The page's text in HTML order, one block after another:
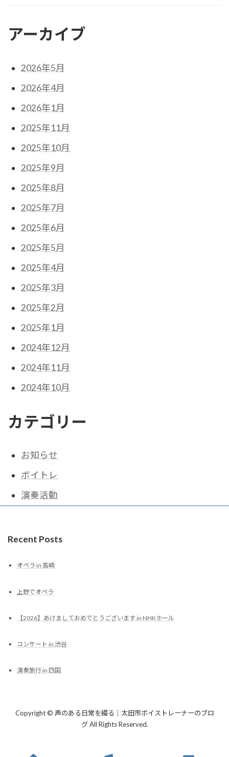
アーカイブ
2026年5月
2026年4月
2026年1月
2025年11月
2025年10月
2025年9月
2025年8月
2025年7月
2025年6月
2025年5月
2025年4月
2025年3月
2025年2月
2025年1月
2024年12月
2024年11月
2024年10月
カテゴリー
お知らせ
ボイトレ
演奏活動
Recent Posts
オペラ in 高崎
上野でオペラ
【2026】あけましておめでとうございます in NHKホール
コンサート in 渋谷
演奏旅行 in 四国
Copyright © 声のある日常を綴る｜太田市ボイストレーナーのブロ
グ All Rights Reserved.